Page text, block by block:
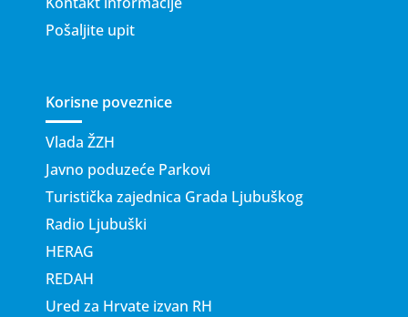
Pošaljite upit
Korisne poveznice
Vlada ŽZH
Javno poduzeće Parkovi
Turistička zajednica Grada Ljubuškog
Radio Ljubuški
HERAG
REDAH
Ured za Hrvate izvan RH